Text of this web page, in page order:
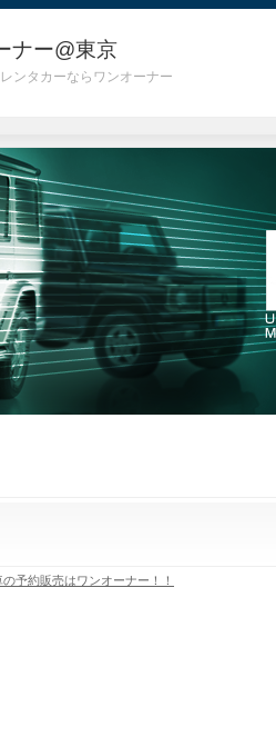
ナー@東京
ンタカーならワンオーナー
約販売はワンオーナー！！